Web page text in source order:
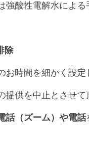
強酸性電解水による
除
お時間を細かく設
提供を中止とさせて
話（ズーム）や電話